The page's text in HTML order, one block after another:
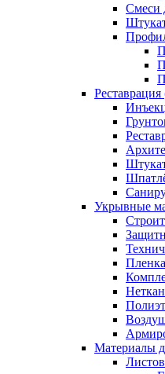
Смеси
Реставрация
Укрывные
Материалы